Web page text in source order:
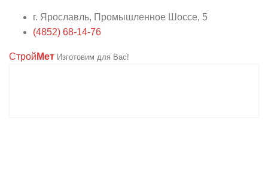
г. Ярославль, Промышленное Шоссе, 5
(4852) 68-14-76
Строй Мет Изготовим для Вас!